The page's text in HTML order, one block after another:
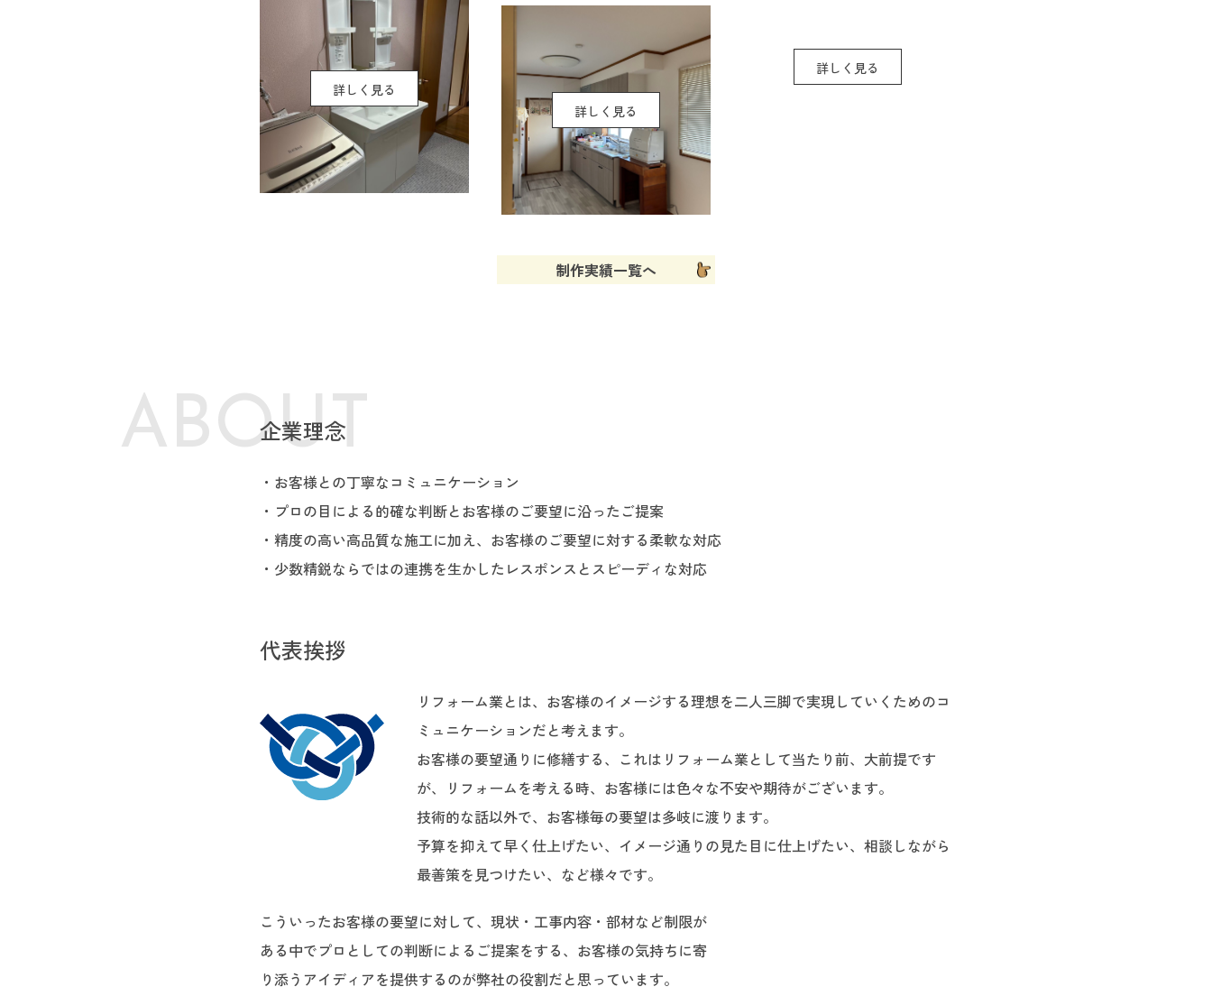
詳しく見る
詳しく見る
詳しく見る
制作実績一覧へ
ABOUT
企業理念
お客様との丁寧なコミュニケーション
プロの目による的確な判断とお客様のご要望に沿ったご提案
精度の高い高品質な施工に加え、お客様のご要望に対する柔軟な対応
少数精鋭ならではの連携を生かしたレスポンスとスピーディな対応
代表挨拶
リフォーム業とは、お客様のイメージする理想を二人三脚で実現していくためのコ
ミュニケーションだと考えます。
お客様の要望通りに修繕する、これはリフォーム業として当たり前、大前提です
が、リフォームを考える時、お客様には色々な不安や期待がございます。
技術的な話以外で、お客様毎の要望は多岐に渡ります。
予算を抑えて早く仕上げたい、イメージ通りの見た目に仕上げたい、相談しながら
最善策を見つけたい、など様々です。
こういったお客様の要望に対して、現状・工事内容・部材など制限が
ある中でプロとしての判断によるご提案をする、お客様の気持ちに寄
り添うアイディアを提供するのが弊社の役割だと思っています。